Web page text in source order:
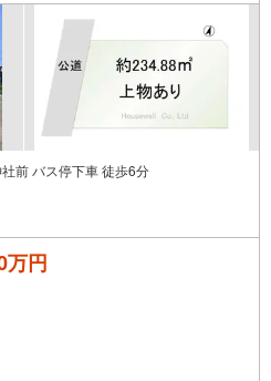
前 バス停下車 徒歩6分
万円